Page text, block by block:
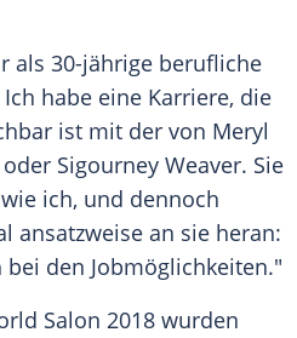
als 30-jährige berufliche
habe eine Karriere, die
ist mit der von Meryl
oder Sigourney Weaver. Sie
ich, und dennoch
ansatzweise an sie heran:
den Jobmöglichkeiten."
Salon 2018 wurden